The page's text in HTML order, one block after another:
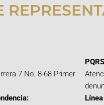
7 No. 8-68 Primer